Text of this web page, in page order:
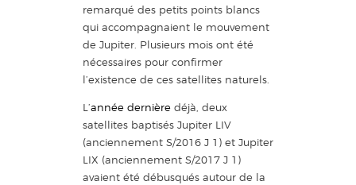
remarqué des petits points blancs
qui accompagnaient le mouvement
de Jupiter. Plusieurs mois ont été
nécessaires pour confirmer
l’existence de ces satellites naturels.
L’année dernière déjà, deux
satellites baptisés Jupiter LIV
(anciennement S/2016 J 1) et Jupiter
LIX (anciennement S/2017 J 1)
avaient été débusqués autour de la